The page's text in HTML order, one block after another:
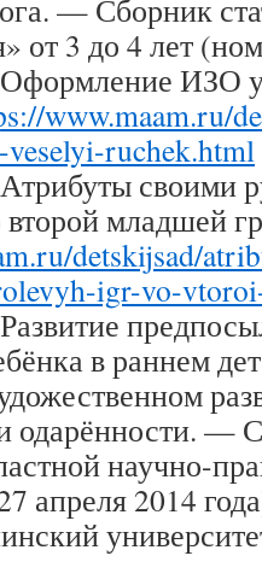
— Сборник
от 3 до 4 лет
ИЗО
www.maam.ru/
ruchek.html
своими
второй младшей
detskijsad/
igr-vo-
в раннем
одарённости. —
научно-
апреля 2014